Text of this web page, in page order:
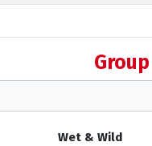
Wet & Wild